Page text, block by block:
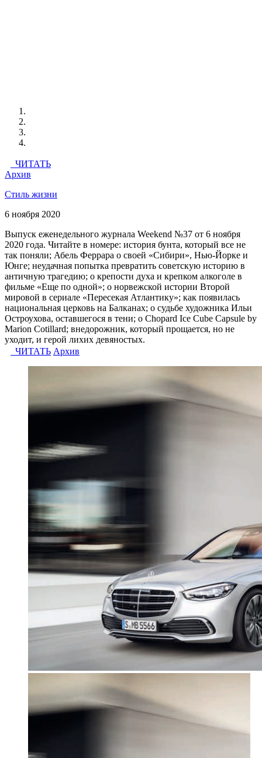
ЧИТАТЬ
Архив
Стиль жизни
6 ноября 2020
Выпуск еженедельного журнала Weekend №37 от 6 ноября
2020 года. Читайте в номере: история бунта, который все не
так поняли; Абель Феррара о своей «Сибири», Нью-Йорке и
Юнге; неудачная попытка превратить советскую историю в
античную трагедию; о крепости духа и крепком алкоголе в
фильме «Еще по одной»; о норвежской истории Второй
мировой в сериале «Пересекая Атлантику»; как появилась
национальная церковь на Балканах; о судьбе художника Ильи
Остроухова, оставшегося в тени; о Chopard Ice Cube Capsule by
Marion Cotillard; внедорожник, который прощается, но не
уходит, и герой лихих девяностых.
ЧИТАТЬ Архив